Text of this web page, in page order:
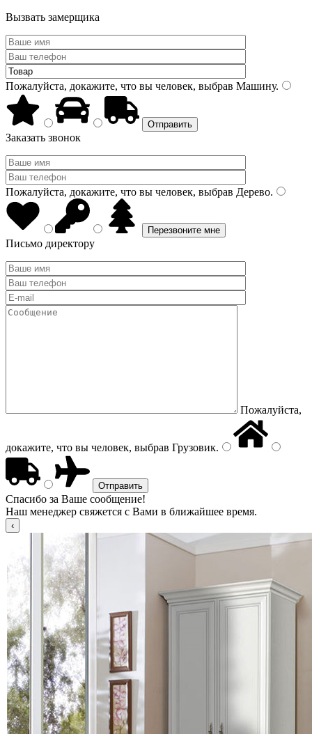
Вызвать замерщика
Пожалуйста, докажите, что вы человек, выбрав Машину.
Заказать звонок
Пожалуйста, докажите, что вы человек, выбрав Дерево.
Письмо директору
Пожалуйста,
докажите, что вы человек, выбрав Грузовик.
Спасибо за Ваше сообщение!
Наш менеджер свяжется с Вами в ближайшее время.